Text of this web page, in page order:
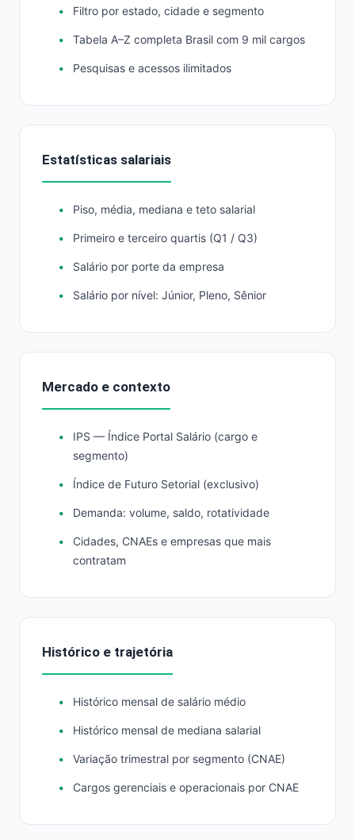
Filtro por estado, cidade e segmento
Tabela A–Z completa Brasil com 9 mil cargos
Pesquisas e acessos ilimitados
Estatísticas salariais
Piso, média, mediana e teto salarial
Primeiro e terceiro quartis (Q1 / Q3)
Salário por porte da empresa
Salário por nível: Júnior, Pleno, Sênior
Mercado e contexto
IPS — Índice Portal Salário (cargo e
segmento)
Índice de Futuro Setorial (exclusivo)
Demanda: volume, saldo, rotatividade
Cidades, CNAEs e empresas que mais
contratam
Histórico e trajetória
Histórico mensal de salário médio
Histórico mensal de mediana salarial
Variação trimestral por segmento (CNAE)
Cargos gerenciais e operacionais por CNAE